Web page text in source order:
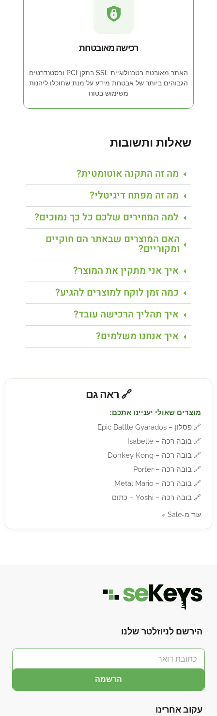
רכישה מאובטחת
האתר מאובטח בטכנולוגיית SSL בתקן PCI ובסטנדרטים
הגבוהים ביותר של אבטחת מידע על מנת שתוכלו ליהנות
משימוש בטוח
שאלות ותשובות
מה זה התקנה אוטומטית?
מה זה מפתח דיגיטלי?
למה המחירים שלכם כל כך נמוכים?
האם המוצרים שבאתר הם חוקיים
ומקוריים?
איך אני מתקין את המוצר?
כמה זמן לוקח למוצרים להגיע?
איך תהליך הרכישה עובד?
איך אנחנו משלמים?
🔗 ראה גם
מוצרים שאולי יעניינו אתכם:
🔗 פסלון – Epic Battle Gyarados
🔗 בובה רכה – Isabelle
🔗 בובה רכה – Donkey Kong
🔗 בובה רכה – Porter
🔗 בובה רכה – Metal Mario
🔗 בובה רכה – Yoshi – כתום
עוד מ-Sale »
הירשם לניוזלטר שלנו
הרשמה
עקוב אחרינו